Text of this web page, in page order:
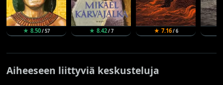
★ 8.50/ 57 ★ 8.42/ 7 ★ 7.16/ 6
Aiheeseen liittyviä keskusteluja